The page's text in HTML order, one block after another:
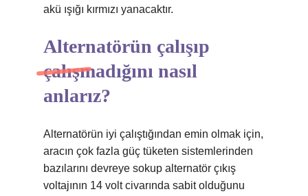
akü ışığı kırmızı yanacaktır.
Alternatörün çalışıp
çalışmadığını nasıl
anlarız?
Alternatörün iyi çalıştığından emin olmak için,
aracın çok fazla güç tüketen sistemlerinden
bazılarını devreye sokup alternatör çıkış
voltajının 14 volt civarında sabit olduğunu